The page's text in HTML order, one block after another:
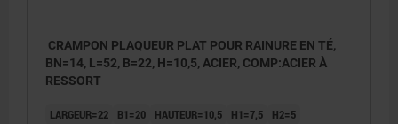
CRAMPON PLAQUEUR PLAT POUR RAINURE EN TÉ,
BN=14, L=52, B=22, H=10,5, ACIER, COMP:ACIER À
RESSORT
LARGEUR=22 B1=20 HAUTEUR=10,5 H1=7,5
H2=5